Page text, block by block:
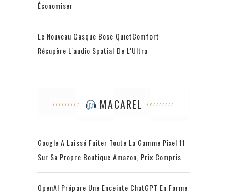
Économiser
Le Nouveau Casque Bose QuietComfort
Récupère L'audio Spatial De L'Ultra
MACAREL
Google A Laissé Fuiter Toute La Gamme Pixel 11
Sur Sa Propre Boutique Amazon, Prix Compris
OpenAI Prépare Une Enceinte ChatGPT En Forme